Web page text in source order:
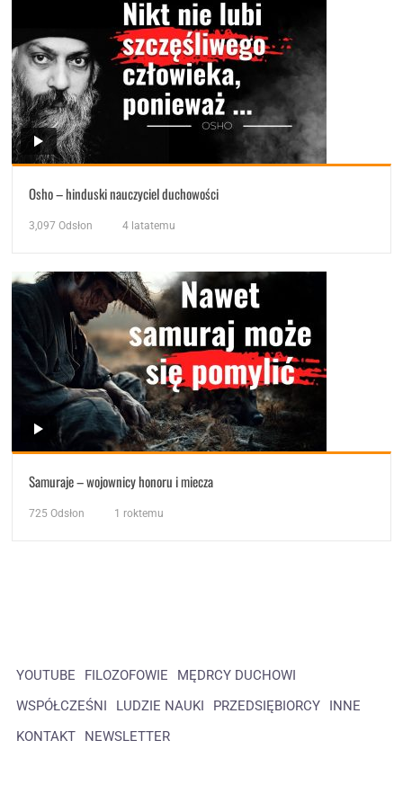
Osho – hinduski nauczyciel duchowości
3,097 Odsłon 4 latatemu
Samuraje – wojownicy honoru i miecza
725 Odsłon 1 roktemu
YOUTUBE FILOZOFOWIE
MĘDRCY DUCHOWI
WSPÓŁCZEŚNI
LUDZIE NAUKI PRZEDSIĘBIORCY
INNE
KONTAKT
NEWSLETTER